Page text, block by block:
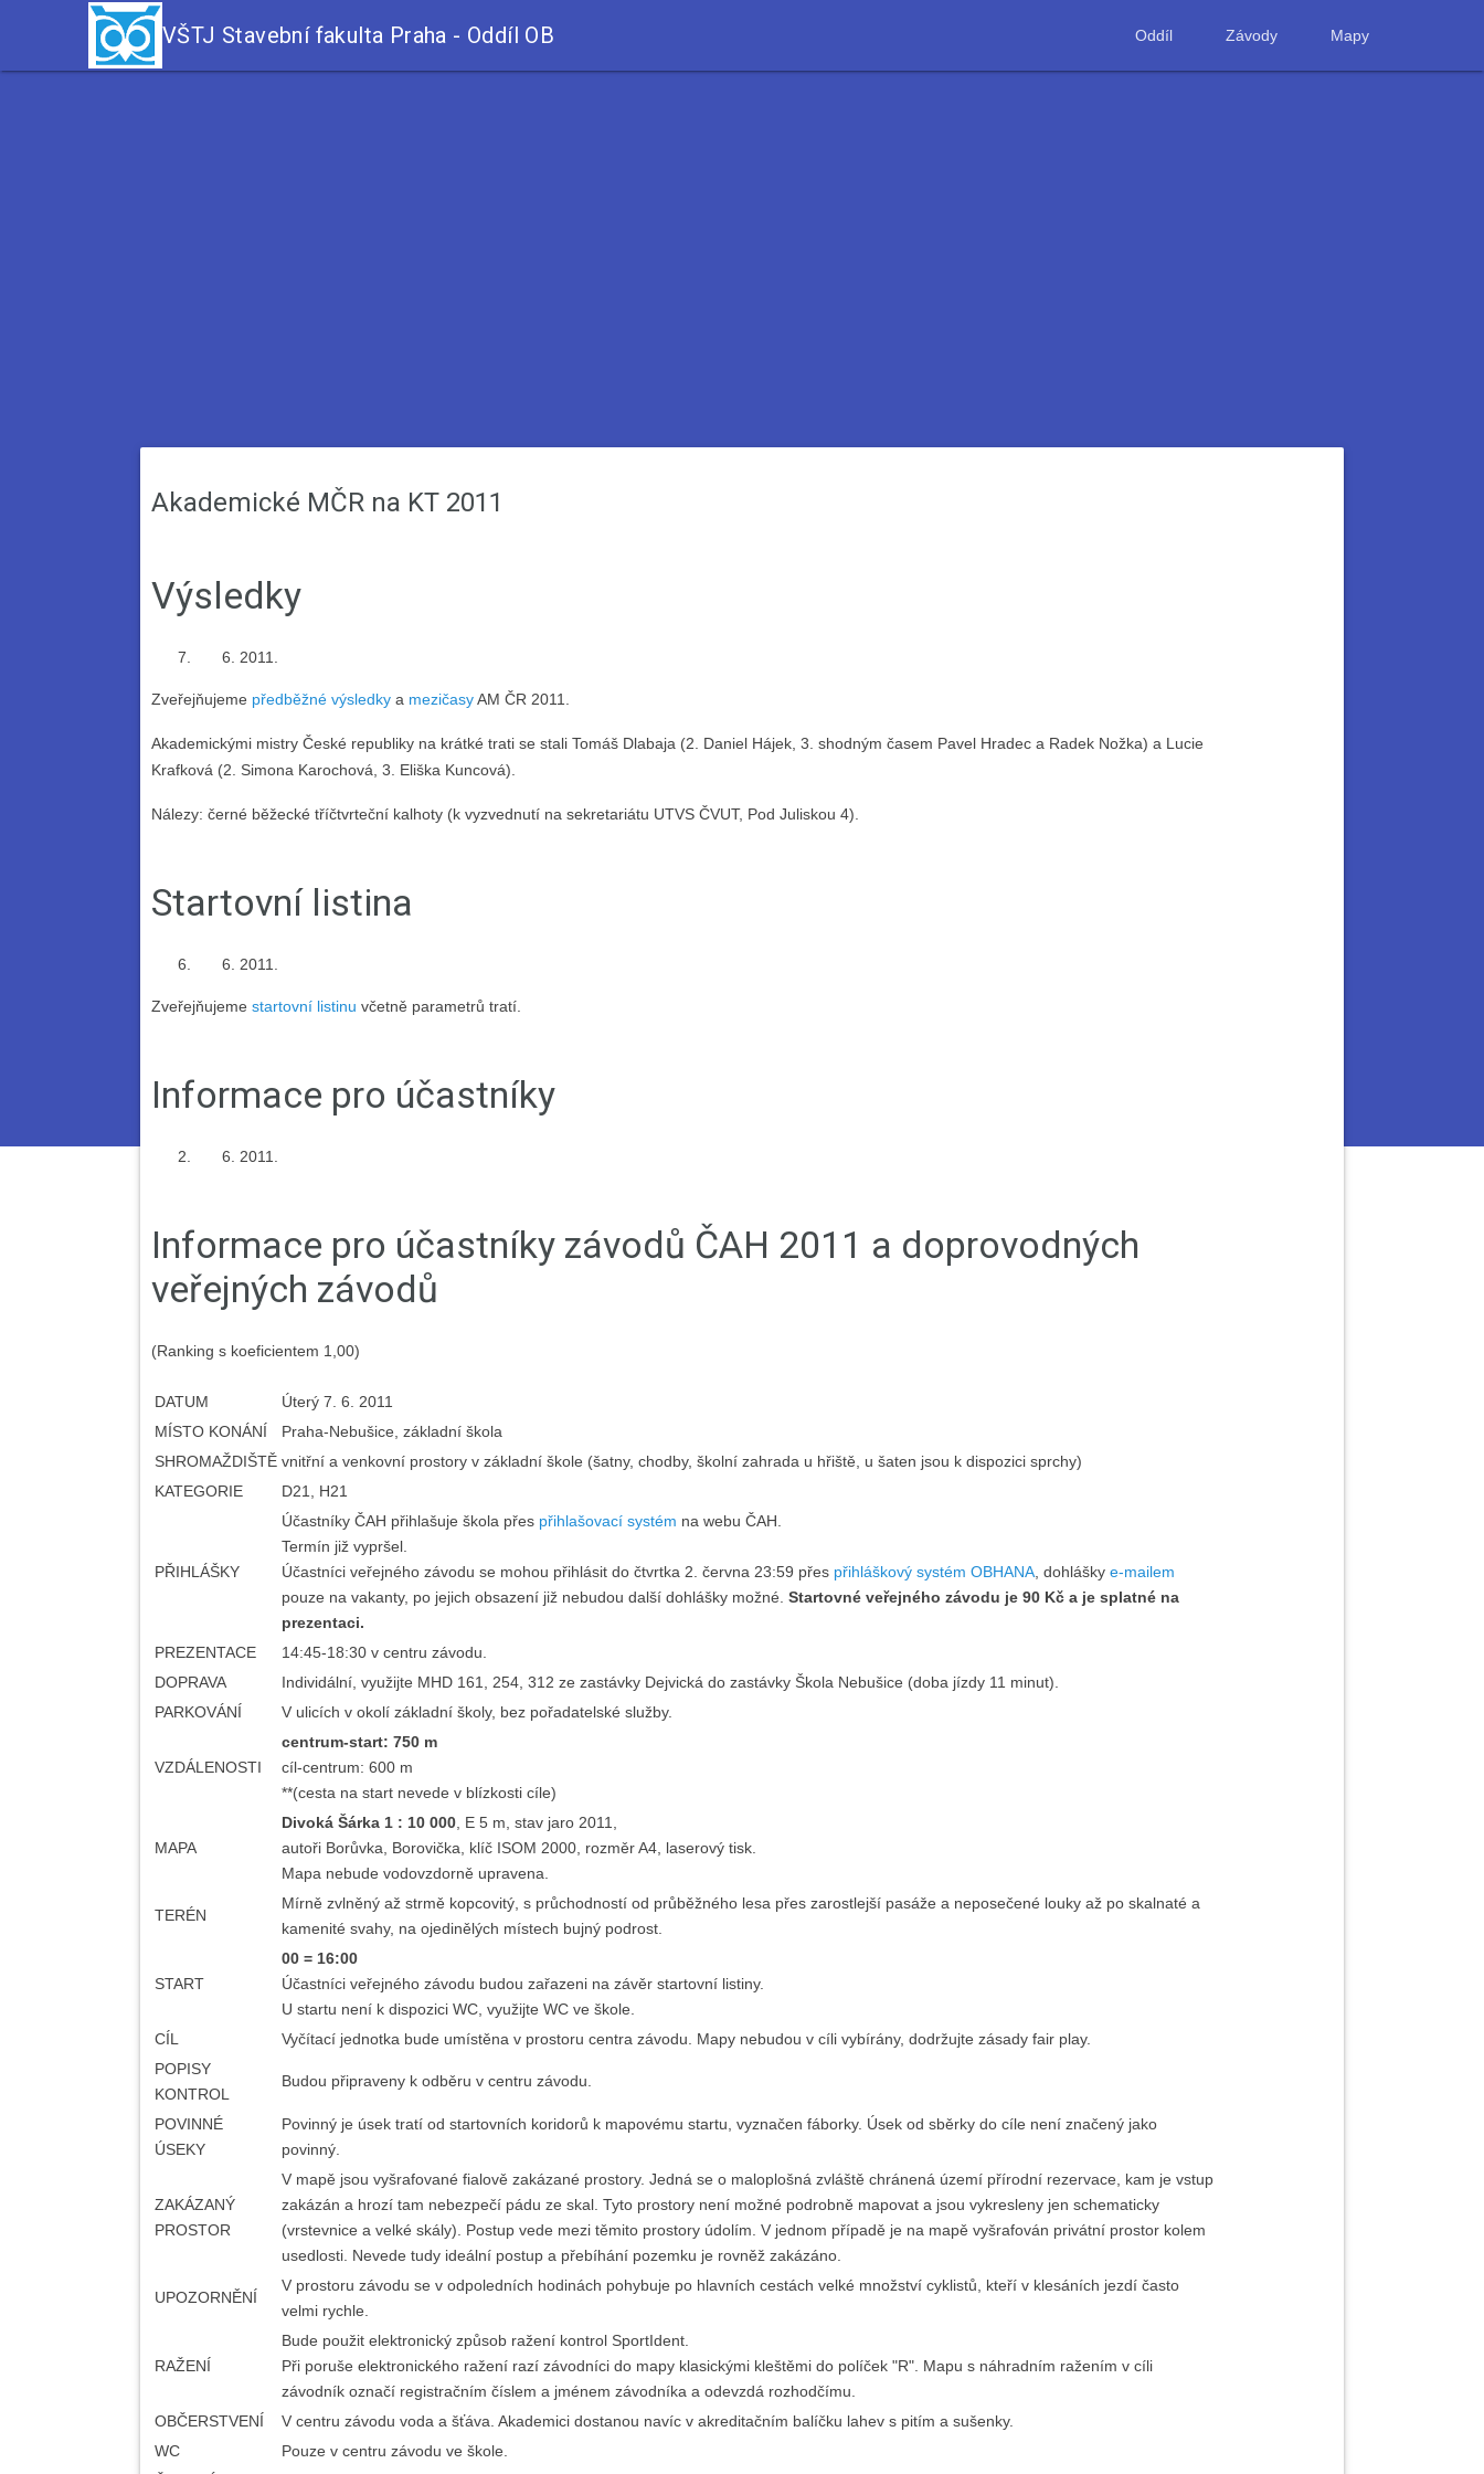
VŠTJ Stavební fakulta Praha - Oddíl OB Oddíl Závody Mapy
Akademické MČR na KT 2011
Výsledky
2011.
Zveřejňujeme předběžné výsledkya mezičasyAM ČR 2011.
Akademickými mistry České republiky na krátké trati se stali Tomáš Dlabaja (2. Daniel Hájek, 3. shodným časem Pavel Hradec a Radek Nožka) a Lucie
Krafková (2. Simona Karochová, 3. Eliška Kuncová).
Nálezy: černé běžecké tříčtvrteční kalhoty (k vyzvednutí na sekretariátu UTVS ČVUT, Pod Juliskou 4).
Startovní listina
2011.
Zveřejňujeme startovní listinu včetně parametrů tratí.
Informace pro účastníky
2011.
Informace pro účastníky závodů ČAH 2011 a doprovodných
veřejných závodů
(Ranking s koeficientem 1,00)
DATUM
Úterý 7. 6. 2011
MÍSTO KONÁNÍ
Praha-Nebušice, základní škola
SHROMAŽDIŠTĚ vnitřní a venkovní prostory v základní škole (šatny, chodby, školní zahrada u hřiště, u šaten jsou k dispozici sprchy)
KATEGORIE
D21, H21
PŘIHLÁŠKY
Účastníky ČAH přihlašuje škola přes přihlašovací systém na webu ČAH.
Termín již vypršel.
Účastníci veřejného závodu se mohou přihlásit do čtvrtka 2. června 23:59 přes přihláškový systém OBHANA, dohlášky e-mailem
pouze na vakanty, po jejich obsazení již nebudou další dohlášky možné. Startovné veřejného závodu je 90 Kč a je splatné na
prezentaci.
PREZENTACE
14:45-18:30 v centru závodu.
DOPRAVA
Individální, využijte MHD 161, 254, 312 ze zastávky Dejvická do zastávky Škola Nebušice (doba jízdy 11 minut).
PARKOVÁNÍ
V ulicích v okolí základní školy, bez pořadatelské služby.
VZDÁLENOSTI
centrum-start: 750 m
cíl-centrum: 600 m
**(cesta na start nevede v blízkosti cíle)
MAPA
Divoká Šárka 1 : 10 000, E 5 m, stav jaro 2011,
autoři Borůvka, Borovička, klíč ISOM 2000, rozměr A4, laserový tisk.
Mapa nebude vodovzdorně upravena.
TERÉN
Mírně zvlněný až strmě kopcovitý, s průchodností od průběžného lesa přes zarostlejší pasáže a neposečené louky až po skalnaté a
kamenité svahy, na ojedinělých místech bujný podrost.
START
00 = 16:00
Účastníci veřejného závodu budou zařazeni na závěr startovní listiny.
U startu není k dispozici WC, využijte WC ve škole.
CÍL
Vyčítací jednotka bude umístěna v prostoru centra závodu. Mapy nebudou v cíli vybírány, dodržujte zásady fair play.
POPISY
KONTROL
Budou připraveny k odběru v centru závodu.
POVINNÉ
ÚSEKY
Povinný je úsek tratí od startovních koridorů k mapovému startu, vyznačen fáborky. Úsek od sběrky do cíle není značený jako
povinný.
ZAKÁZANÝ
PROSTOR
V mapě jsou vyšrafované fialově zakázané prostory. Jedná se o maloplošná zvláště chránená území přírodní rezervace, kam je vstup
zakázán a hrozí tam nebezpečí pádu ze skal. Tyto prostory není možné podrobně mapovat a jsou vykresleny jen schematicky
(vrstevnice a velké skály). Postup vede mezi těmito prostory údolím. V jednom případě je na mapě vyšrafován privátní prostor kolem
usedlosti. Nevede tudy ideální postup a přebíhání pozemku je rovněž zakázáno.
UPOZORNĚNÍ
V prostoru závodu se v odpoledních hodinách pohybuje po hlavních cestách velké množství cyklistů, kteří v klesáních jezdí často
velmi rychle.
RAŽENÍ
Bude použit elektronický způsob ražení kontrol SportIdent.
Při poruše elektronického ražení razí závodníci do mapy klasickými kleštěmi do políček "R". Mapu s náhradním ražením v cíli
závodník označí registračním číslem a jménem závodníka a odevzdá rozhodčímu.
OBČERSTVENÍ
V centru závodu voda a šťáva. Akademici dostanou navíc v akreditačním balíčku lahev s pitím a sušenky.
WC
Pouze v centru závodu ve škole.